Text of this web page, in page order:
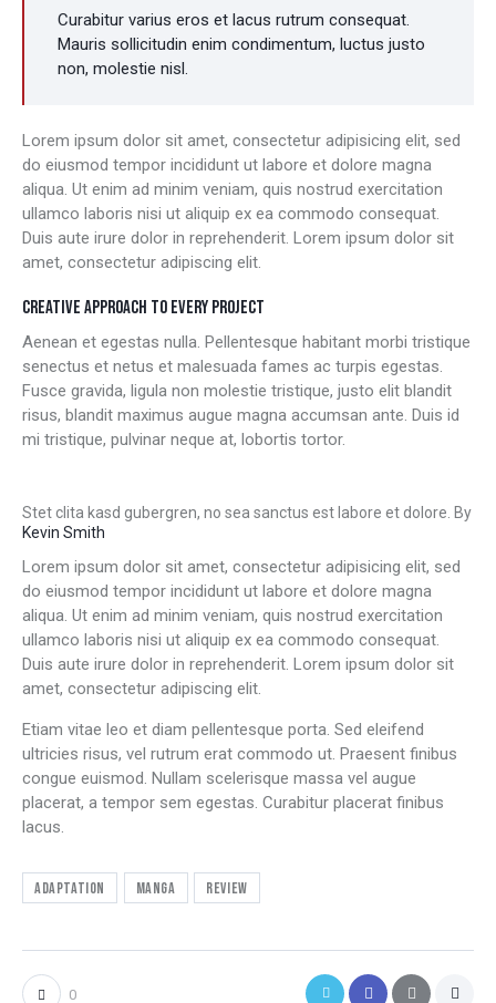
Curabitur varius eros et lacus rutrum consequat.
Mauris sollicitudin enim condimentum, luctus justo
non, molestie nisl.
Lorem ipsum dolor sit amet, consectetur adipisicing elit, sed
do eiusmod tempor incididunt ut labore et dolore magna
aliqua. Ut enim ad minim veniam, quis nostrud exercitation
ullamco laboris nisi ut aliquip ex ea commodo consequat.
Duis aute irure dolor in reprehenderit. Lorem ipsum dolor sit
amet, consectetur adipiscing elit.
CREATIVE APPROACH TO EVERY PROJECT
Aenean et egestas nulla. Pellentesque habitant morbi tristique
senectus et netus et malesuada fames ac turpis egestas.
Fusce gravida, ligula non molestie tristique, justo elit blandit
risus, blandit maximus augue magna accumsan ante. Duis id
mi tristique, pulvinar neque at, lobortis tortor.
Stet clita kasd gubergren, no sea sanctus est labore et dolore. By
Kevin Smith
Lorem ipsum dolor sit amet, consectetur adipisicing elit, sed
do eiusmod tempor incididunt ut labore et dolore magna
aliqua. Ut enim ad minim veniam, quis nostrud exercitation
ullamco laboris nisi ut aliquip ex ea commodo consequat.
Duis aute irure dolor in reprehenderit. Lorem ipsum dolor sit
amet, consectetur adipiscing elit.
Etiam vitae leo et diam pellentesque porta. Sed eleifend
ultricies risus, vel rutrum erat commodo ut. Praesent finibus
congue euismod. Nullam scelerisque massa vel augue
placerat, a tempor sem egestas. Curabitur placerat finibus
lacus.
Adaptation Manga Review
0